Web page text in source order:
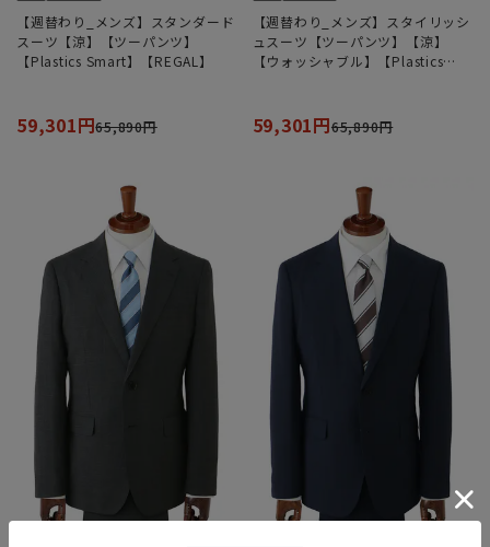
【週替わり_メンズ】スタンダード
スーツ【涼】【ツーパンツ】
【Plastics Smart】【REGAL】
59,301円65,890円
【週替わり_メンズ】スタイリッシ
ュスーツ【ツーパンツ】【涼】
【ウォッシャブル】【Plastics
59,301円65,890円